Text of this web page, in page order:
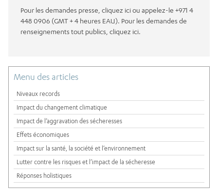
Pour les demandes presse, cliquez ici ou appelez-le +971 4
448 0906 (GMT + 4 heures EAU). Pour les demandes de
renseignements tout publics, cliquez ici.
Menu des articles
Niveaux records
Impact du changement climatique
Impact de l’aggravation des sécheresses
Effets économiques
Impact sur la santé, la société et l’environnement
Lutter contre les risques et l’impact de la sécheresse
Réponses holistiques